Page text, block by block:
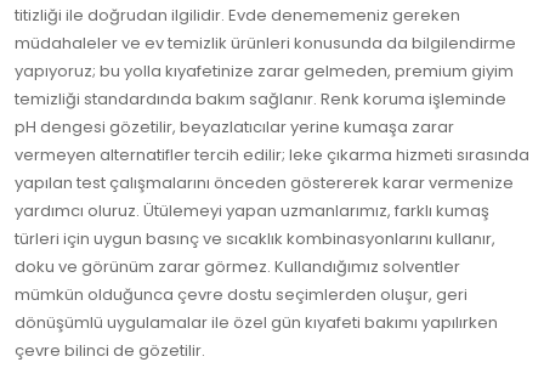
titizliği ile doğrudan ilgilidir. Evde denememeniz gereken
müdahaleler ve ev temizlik ürünleri konusunda da bilgilendirme
yapıyoruz; bu yolla kıyafetinize zarar gelmeden, premium giyim
temizliği standardında bakım sağlanır. Renk koruma işleminde
pH dengesi gözetilir, beyazlatıcılar yerine kumaşa zarar
vermeyen alternatifler tercih edilir; leke çıkarma hizmeti sırasında
yapılan test çalışmalarını önceden göstererek karar vermenize
yardımcı oluruz. Ütülemeyi yapan uzmanlarımız, farklı kumaş
türleri için uygun basınç ve sıcaklık kombinasyonlarını kullanır,
doku ve görünüm zarar görmez. Kullandığımız solventler
mümkün olduğunca çevre dostu seçimlerden oluşur, geri
dönüşümlü uygulamalar ile özel gün kıyafeti bakımı yapılırken
çevre bilinci de gözetilir.